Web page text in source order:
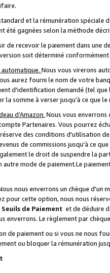
et la rémunération spéciale
été gagnées selon la méthode
de recevoir le paiement dans une
soit déterminé
Nous vous virerons
aurez fourni le nom de votre
d'identification demandé (tel que
la somme à verser jusqu'à ce que
d’Amazon. Nous vous
Partenaires. Vous pourrez
des conditions d'utilisation
de commissions jusqu'à ce
le droit de suspendre la
mode de paiement.Le
nous enverrons un chèque d'un
pour cette option, nous nous
de Paiement et de déduire
enverrons. Le règlement par
de paiement ou si vous ne nous
ou bloquer la rémunération